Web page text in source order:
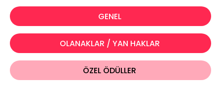
GENEL
OLANAKLAR / YAN HAKLAR
ÖZEL ÖDÜLLER